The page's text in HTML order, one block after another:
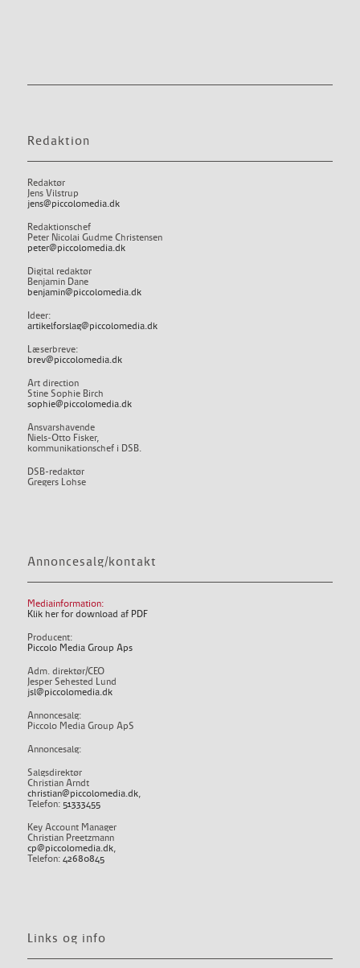
Redaktion
Redaktør
Jens Vilstrup
jens@piccolomedia.dk
Redaktionschef
Peter Nicolai Gudme Christensen
peter@piccolomedia.dk
Digital redaktør
Benjamin Dane
benjamin@piccolomedia.dk
Ideer:
artikelforslag@piccolomedia.dk
Læserbreve:
brev@piccolomedia.dk
Art direction
Stine Sophie Birch
sophie@piccolomedia.dk
Ansvarshavende
Niels-Otto Fisker,
kommunikationschef i DSB.
DSB-redaktør
Gregers Lohse
Annoncesalg/kontakt
Mediainformation:
Klik her for download af PDF
Producent:
Piccolo Media Group Aps
Adm. direktør/CEO
Jesper Sehested Lund
jsl@piccolomedia.dk
Annoncesalg:
Piccolo Media Group ApS
Annoncesalg:
Salgsdirektør
Christian Arndt
christian@piccolomedia.dk,
Telefon: 51333455
Key Account Manager
Christian Preetzmann
cp@piccolomedia.dk,
Telefon: 42680845
Links og info